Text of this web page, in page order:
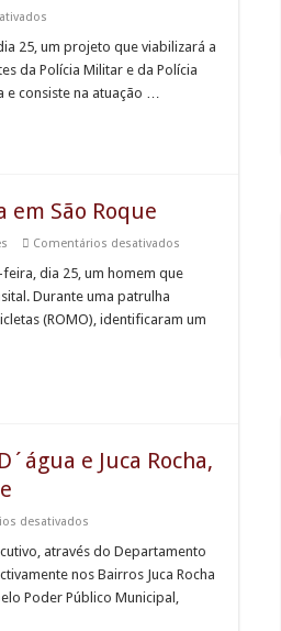
Municipal
envia
à
Câmara
Projeto
São
Roque
25, um projeto que viabilizará a
da Polícia Militar e da Polícia
e consiste na atuação …
São Roque
Comentários desativados
identifica
procurado
pela
dia 25, um homem que
Durante uma patrulha
(ROMO), identificaram um
e Juca Rocha,
desativados
comprometem
dos
bairros
Pilão
através do Departamento
nos Bairros Juca Rocha
Poder Público Municipal,